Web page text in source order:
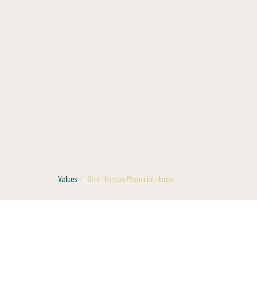
Values Ottó Herman Memorial House